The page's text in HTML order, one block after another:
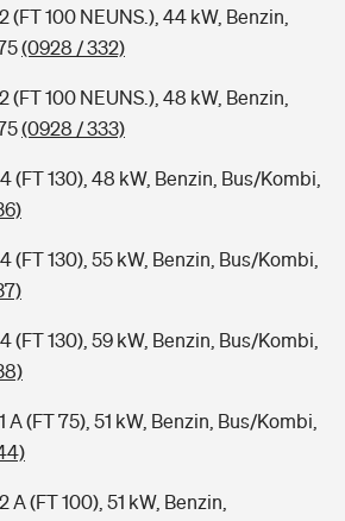
(FT 100 NEUNS.), 44 kW, Benzin,
(0928 / 332)
(FT 100 NEUNS.), 48 kW, Benzin,
(0928 / 333)
(FT 130), 48 kW, Benzin, Bus/Kombi,
(FT 130), 55 kW, Benzin, Bus/Kombi,
(FT 130), 59 kW, Benzin, Bus/Kombi,
A (FT 75), 51 kW, Benzin, Bus/Kombi,
A (FT 100), 51 kW, Benzin,